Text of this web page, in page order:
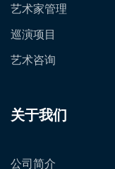
艺术家管理
巡演项目
艺术咨询
关于我们
公司简介